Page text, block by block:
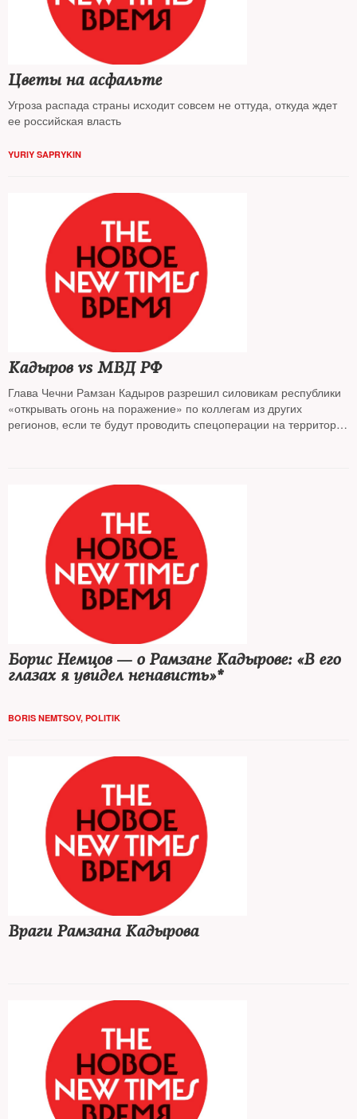
Цветы на асфальте
Угроза распада страны исходит совсем не оттуда, откуда ждет
ее российская власть
YURIY SAPRYKIN
Кадыров vs МВД РФ
Глава Чечни Рамзан Кадыров разрешил силовикам республики
«открывать огонь на поражение» по коллегам из других
регионов, если те будут проводить спецоперации на территории
Борис Немцов — о Рамзане Кадырове: «В его
глазах я увидел ненависть»*
BORIS NEMTSOV, POLITIK
Враги Рамзана Кадырова